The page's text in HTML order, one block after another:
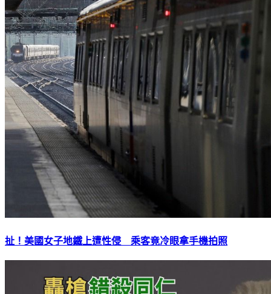
扯！美國女子地鐵上遭性侵 乘客竟冷眼拿手機拍照